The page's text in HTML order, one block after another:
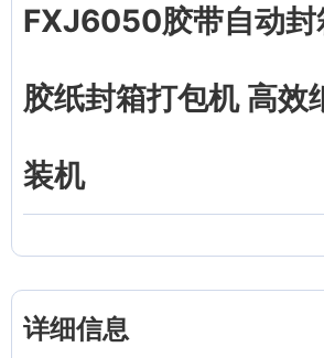
FXJ6050胶带自动封
胶纸封箱打包机 高效
装机
详细信息